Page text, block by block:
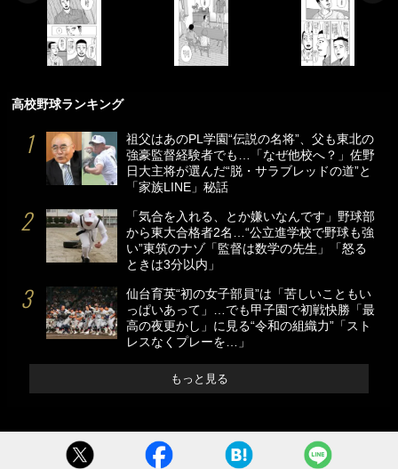
高校野球ランキング
祖父はあのPL学園“伝説の名将”、父も東北の
強豪監督経験者でも…「なぜ他校へ？」佐野
日大主将が選んだ“脱・サラブレッドの道”と
「家族LINE」秘話
「気合を入れる、とか嫌いなんです」野球部
から東大合格者2名…“公立進学校で野球も強
い”東筑のナゾ「監督は数学の先生」「怒る
ときは3分以内」
仙台育英“初の女子部員”は「苦しいこともい
っぱいあって」…でも甲子園で初戦快勝「最
高の夜更かし」に見る“令和の組織力”「スト
レスなくプレーを…」
もっと見る